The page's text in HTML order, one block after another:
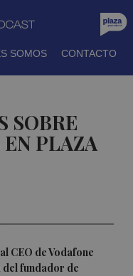
SOMOS CONTACTO
SOBRE
PLAZA
CEO de Vodafone
fundador de